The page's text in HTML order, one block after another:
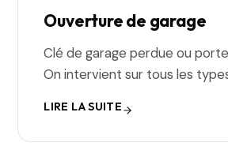
Ouverture de garage
Clé de garage perdue ou
On intervient sur tous les
LIRE LA SUITE